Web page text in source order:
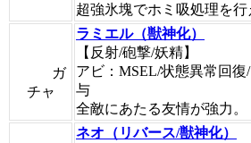
超強氷塊でホミ吸処理を行
ガ
チャ
ラミエル（獣神化）
【反射/砲撃/妖精】
アビ：MSEL/状態異常回
与
全敵にあたる友情が強力。
ネオ（リバース/獣神化）